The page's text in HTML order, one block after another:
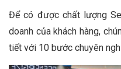
Để có được chất lượng
doanh của khách hàng,
tiết với 10 bước chuyên